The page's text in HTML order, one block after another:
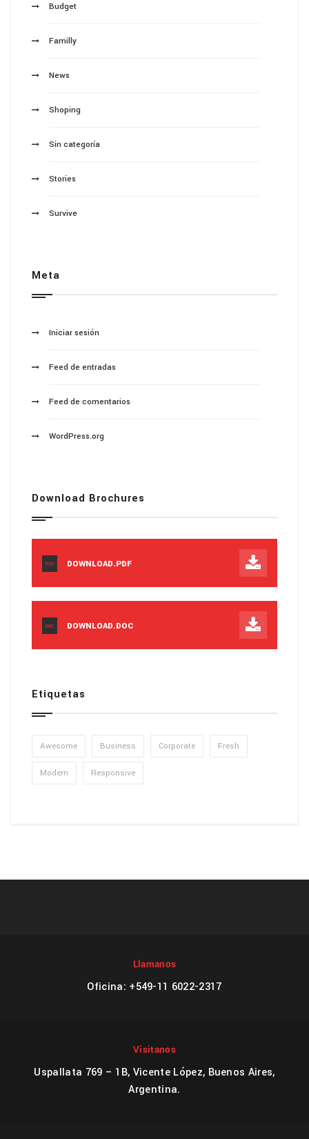
Budget
Familly
News
Shoping
Sin categoría
Stories
Survive
Meta
Iniciar sesión
Feed de entradas
Feed de comentarios
WordPress.org
Download Brochures
PDF DOWNLOAD.PDF
DOC DOWNLOAD.DOC
Etiquetas
Awesome Business Corporate Fresh
Modern Responsive
Llamanos
Oficina: +549-11 6022-2317
Visitanos
Uspallata 769 – 1B, Vicente López, Buenos Aires,
Argentina.